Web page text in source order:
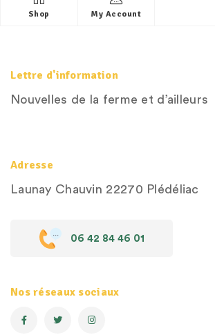
Shop My Account
Lettre d'information
Nouvelles de la ferme et d’ailleurs
Adresse
Launay Chauvin 22270 Plédéliac
06 42 84 46 01
Nos réseaux sociaux